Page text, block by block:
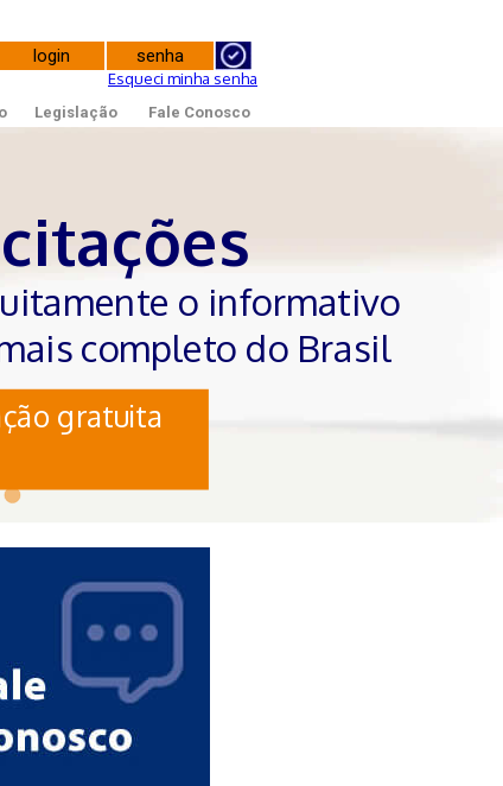
Esqueci minha senha
Legislação Fale Conosco
o informativo
completo do Brasil
gratuita